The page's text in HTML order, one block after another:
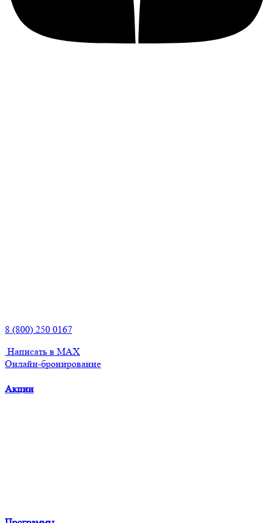
8 (800) 250 0167
Написать в MAX
Онлайн-бронирование
Акции